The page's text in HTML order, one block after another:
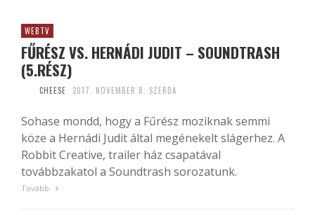
WEBTV
FŰRÉSZ VS. HERNÁDI JUDIT – SOUNDTRASH
(5.RÉSZ)
CHEESE 2017. NOVEMBER 8. SZERDA
Sohase mondd, hogy a Fűrész moziknak semmi
köze a Hernádi Judit által megénekelt slágerhez. A
Robbit Creative, trailer ház csapatával
továbbzakatol a Soundtrash sorozatunk.
Tovább